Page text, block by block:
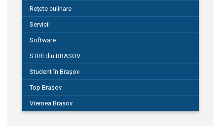
Rețete culinare
Servicii
Software
STIRI din BRASOV
Student în Brașov
Top Brașov
Vremea Brasov